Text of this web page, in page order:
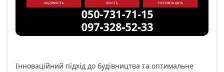
Інноваційний підхід до будівництва та оптимальне